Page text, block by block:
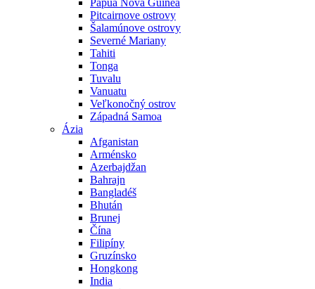
Papua Nová Guinea
Pitcairnove ostrovy
Šalamúnove ostrovy
Severné Mariany
Tahiti
Tonga
Tuvalu
Vanuatu
Veľkonočný ostrov
Západná Samoa
Ázia
Afganistan
Arménsko
Azerbajdžan
Bahrajn
Bangladéš
Bhután
Brunej
Čína
Filipíny
Gruzínsko
Hongkong
India